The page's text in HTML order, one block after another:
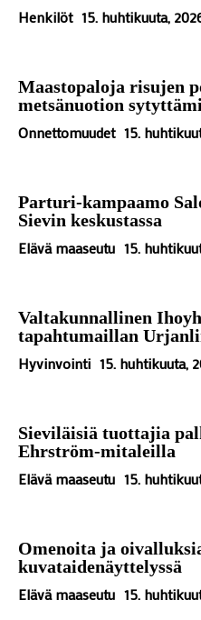
Henkilöt 15. huhtikuuta,
Maastopaloja risujen
metsänuotion
Onnettomuudet 15.
Parturi-kampaamo
Sievin keskustassa
Elävä maaseutu 15.
Valtakunnallinen
tapahtumaillan
Hyvinvointi 15. huhtikuuta,
Sieviläisiä tuottajia
Ehrström-mitaleilla
Elävä maaseutu 15.
Omenoita ja
kuvataidenäyttelyssä
Elävä maaseutu 15.